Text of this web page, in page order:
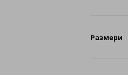
Размери